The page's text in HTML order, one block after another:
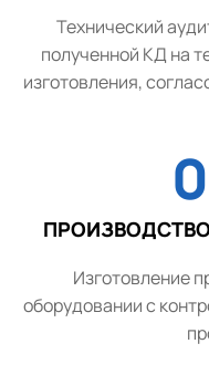
Технический
полученной КД на
изготовления,
Изготовление
оборудовании с